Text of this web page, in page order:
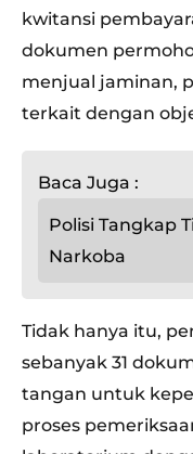
kwitansi
dokumen
menjual jaminan,
terkait dengan
Baca Juga :
Polisi Tangkap
Narkoba
Tidak hanya itu,
sebanyak 31
tangan untuk
proses